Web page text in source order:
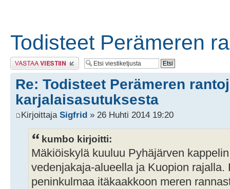
Todisteet Perämeren
Lähetä vastaus
Re: Todisteet Perämeren
karjalaisasutuksesta
Kirjoittaja Sigfrid » 26 Huhti 2014 19:20
kumbo kirjoitti:
Mäkiöiskylä kuuluu Pyhäjärven
vedenjakaja-alueella ja Kuopion rajalla.
peninkulmaa itäkaakkoon meren